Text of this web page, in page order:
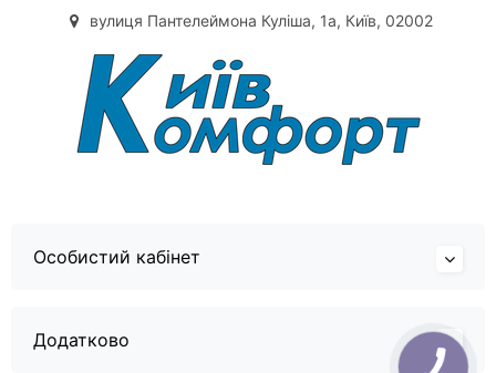
вулиця Пантелеймона Куліша, 1а, Київ, 02002
Особистий кабінет
Додатково